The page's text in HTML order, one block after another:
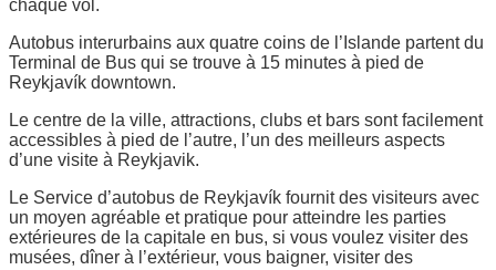
chaque vol.
Autobus interurbains aux quatre coins de l’Islande partent du
Terminal de Bus qui se trouve à 15 minutes à pied de
Reykjavík downtown.
Le centre de la ville, attractions, clubs et bars sont facilement
accessibles à pied de l’autre, l’un des meilleurs aspects
d’une visite à Reykjavik.
Le Service d’autobus de Reykjavík fournit des visiteurs avec
un moyen agréable et pratique pour atteindre les parties
extérieures de la capitale en bus, si vous voulez visiter des
musées, dîner à l’extérieur, vous baigner, visiter des